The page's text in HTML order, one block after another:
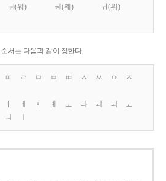
ㅝ(워) ㅞ(웨)
ㅟ(위)
서는 다음과 같이 정한다.
ㄸ ㄹ ㅁ ㅂ ㅃ ㅅ ㅆ ㅇ
ㅈ
ㅓ ㅔ ㅕ ㅖ ㅗ ㅘ ㅙ ㅚ
ㅛ
ㅢ